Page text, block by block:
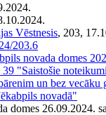
Vēstnesis, 203,
203.6
novada domes
"Saistošie
un bez
novadā"
domes 26.09.2024.